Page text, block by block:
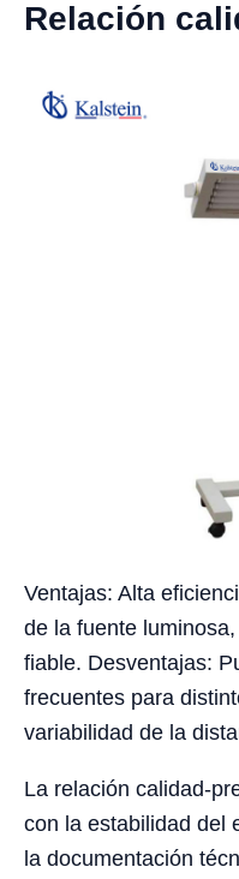
Relación
Ventajas: Alta
de la fuente
fiable. Desventajas:
frecuentes para
variabilidad de la
La relación calidad-
con la estabilidad del
la documentación